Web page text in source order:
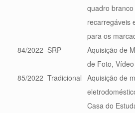
quadro branco
recarregáveis
para os
84/2022 SRP
Aquisição de
de Foto,
85/2022 Tradicional Aquisição de
Casa do